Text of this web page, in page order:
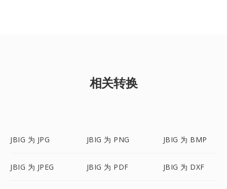
相关转换
JBIG 为 JPG JBIG 为 PNG JBIG 为 BMP
JBIG 为 JPEG JBIG 为 PDF JBIG 为 DXF